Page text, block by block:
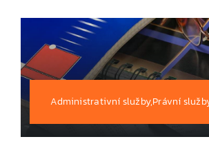
Administrativní služby,Právní